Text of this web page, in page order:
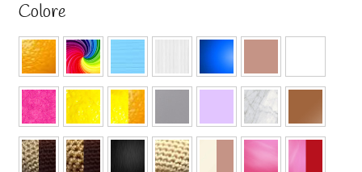
Colore